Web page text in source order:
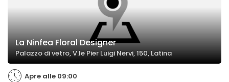
La Ninfea Floral Designer
Palazzo di vetro, V.le Pier Luigi Nervi, 150, Latina
Apre alle 09:00